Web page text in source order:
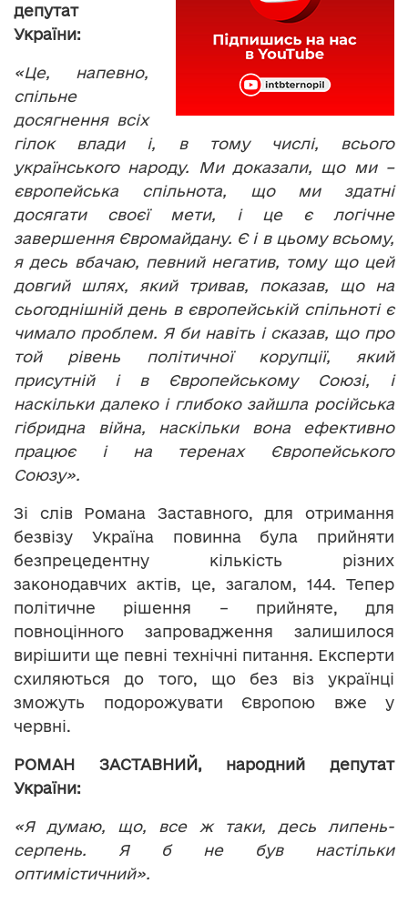
депутат
України:
«Це, напевно,
спільне
досягнення всіх
гілок влади і, в тому числі, всього
українського народу. Ми доказали, що ми –
європейська спільнота, що ми здатні
досягати своєї мети, і це є логічне
завершення Євромайдану. Є і в цьому всьому,
я десь вбачаю, певний негатив, тому що цей
довгий шлях, який тривав, показав, що на
сьогоднішній день в європейській спільноті є
чимало проблем. Я би навіть і сказав, що про
той рівень політичної корупції, який
присутній і в Європейському Союзі, і
наскільки далеко і глибоко зайшла російська
гібридна війна, наскільки вона ефективно
працює і на теренах Європейського
Союзу».
Зі слів Романа Заставного, для отримання
безвізу Україна повинна була прийняти
безпрецедентну кількість різних
законодавчих актів, це, загалом, 144. Тепер
політичне рішення – прийняте, для
повноцінного запровадження залишилося
вирішити ще певні технічні питання. Експерти
схиляються до того, що без віз українці
зможуть подорожувати Європою вже у
червні.
РОМАН ЗАСТАВНИЙ, народний депутат
України:
«Я думаю, що, все ж таки, десь липень-
серпень. Я б не був настільки
оптимістичний».